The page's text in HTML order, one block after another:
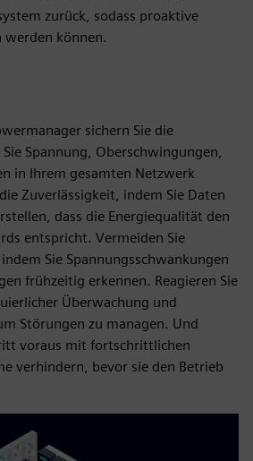
zurück, sodass proaktive
werden können.
sichern Sie die
Spannung, Oberschwingungen,
in Ihrem gesamten Netzwerk
Zuverlässigkeit, indem Sie Daten
dass die Energiequalität den
entspricht. Vermeiden Sie
Sie Spannungsschwankungen
frühzeitig erkennen. Reagieren Sie
Überwachung und
Störungen zu managen. Und
voraus mit fortschrittlichen
verhindern, bevor sie den Betrieb